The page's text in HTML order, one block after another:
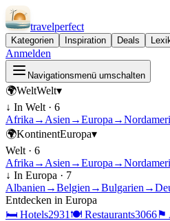
travelperfect
Kategorien Inspiration Deals
Anmelden
Navigationsmenü umschalten
🌍WeltWelt▾
↓ In Welt · 6
Afrika → Asien →Europa →
🌍KontinentEuropa▾
Welt · 6
Afrika → Asien →Europa →
↓ In Europa · 7
Albanien →Belgien →Bulgarien →
Entdecken in Europa
🛏 Hotels2931 🍽 Restaurants3066⚑